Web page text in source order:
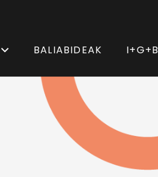
BALIABIDEAK I+G+B